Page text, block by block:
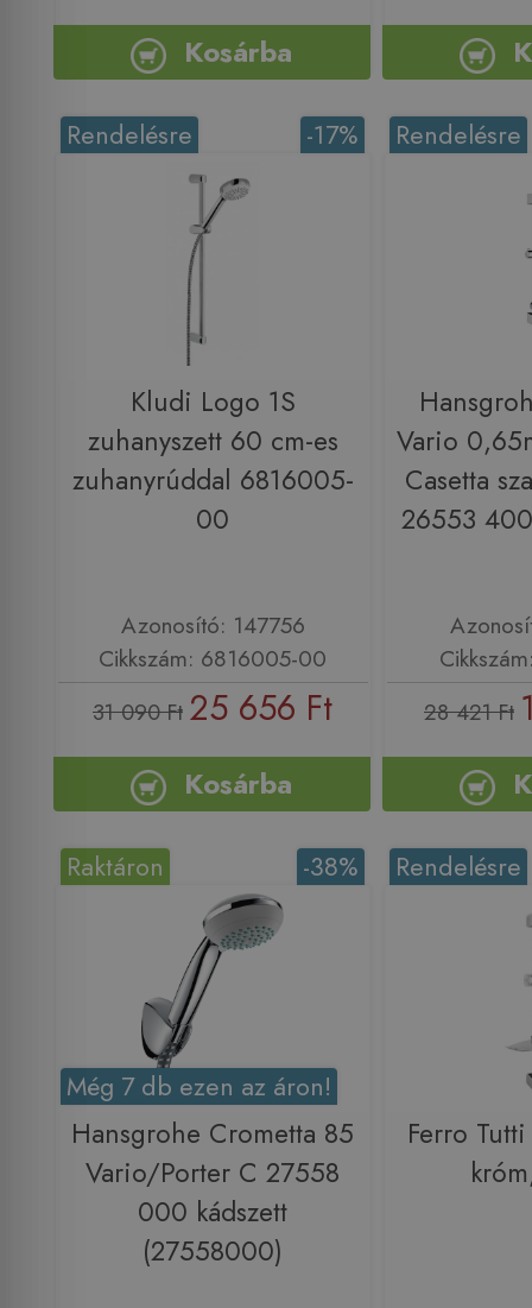
Kosárba
-17%
Rendelésre
Kludi Logo 1S
zuhanyszett 60 cm-es
zuhanyrúddal 6816005-
00
Azonosító: 147756
Cikkszám: 6816005-00
31 090 Ft 25 656 Ft
Kosárba
Rendelésre
Vario
Casetta
26553
28 421 Ft
-38%
Raktáron
Még 7 db ezen az áron!
Hansgrohe Crometta 85
Vario/Porter C 27558
000 kádszett
(27558000)
Rendelésre
Ferro